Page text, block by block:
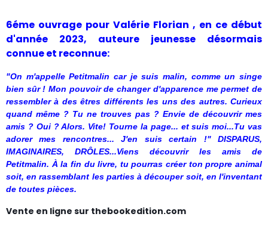
6éme ouvrage pour Valérie Florian , en ce début
d'année 2023, auteure jeunesse désormais
connue et reconnue:
"On m'appelle Petitmalin car je suis malin, comme un singe
bien sûr ! Mon pouvoir de changer d'apparence me permet de
ressembler à des êtres différents les uns des autres. Curieux
quand même ? Tu ne trouves pas ? Envie de découvrir mes
amis ? Oui ? Alors. Vite! Tourne la page... et suis moi...Tu vas
adorer mes rencontres... J'en suis certain !" DISPARUS,
IMAGINAIRES, DRÔLES...Viens découvrir les amis de
Petitmalin. À la fin du livre, tu pourras créer ton propre animal
soit, en rassemblant les parties à découper soit, en l'inventant
de toutes pièces.
Vente en ligne sur thebookedition.com